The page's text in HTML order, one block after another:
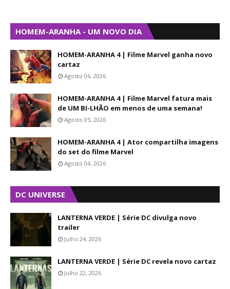
HOMEM-ARANHA - UM NOVO DIA
HOMEM-ARANHA 4 | Filme Marvel ganha novo
cartaz
Agosto 06, 2026
HOMEM-ARANHA 4 | Filme Marvel fatura mais
de UM BI-LHÃO em menos de uma semana!
Agosto 05, 2026
HOMEM-ARANHA 4 | Ator compartilha imagens
do set do filme Marvel
Agosto 04, 2026
DC UNIVERSE
LANTERNA VERDE | Série DC divulga novo
trailer
Julho 24, 2026
LANTERNA VERDE | Série DC revela novo cartaz
Julho 22, 2026